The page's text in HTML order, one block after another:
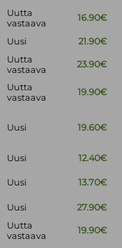
Uutta
vastaava
16.90€
Uusi 21.90€
Uutta
vastaava
23.90€
Uutta
vastaava
19.90€
Uusi 19.60€
Uusi
12.40€
Uusi 13.70€
Uusi 27.90€
Uutta
vastaava
19.90€